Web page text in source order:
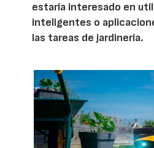
estaría interesado en
inteligentes o
las tareas de jardinería.